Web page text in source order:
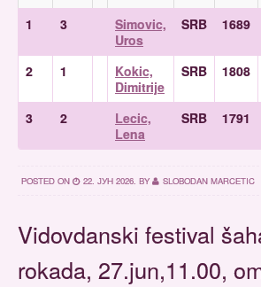
1 3
Simovic,
Uros
SRB 1689
2 1
Kokic,
Dimitrije
SRB 1808
3 2
Lecic,
Lena
SRB 1791
POSTED ON 22. ЈУН 2026. BY SLOBODAN MARCETIC
Vidovdanski festival
rokada, 27.jun,11.00,